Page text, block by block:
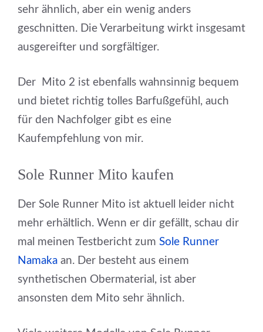
sehr ähnlich, aber ein wenig anders
geschnitten. Die Verarbeitung wirkt insgesamt
ausgereifter und sorgfältiger.
Der Mito 2 ist ebenfalls wahnsinnig bequem
und bietet richtig tolles Barfußgefühl, auch
für den Nachfolger gibt es eine
Kaufempfehlung von mir.
Sole Runner Mito kaufen
Der Sole Runner Mito ist aktuell leider nicht
mehr erhältlich. Wenn er dir gefällt, schau dir
mal meinen Testbericht zum Sole Runner
Namaka an. Der besteht aus einem
synthetischen Obermaterial, ist aber
ansonsten dem Mito sehr ähnlich.